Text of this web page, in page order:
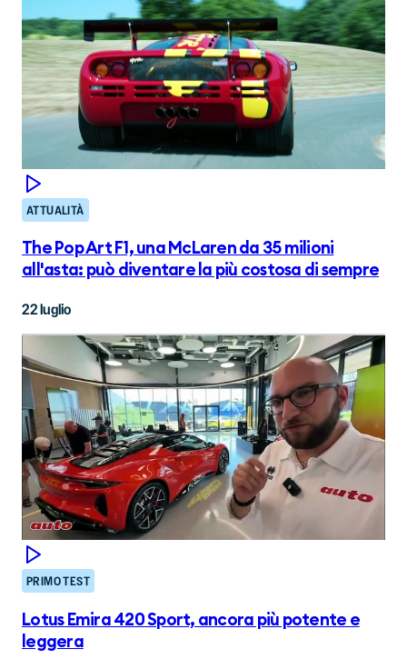
ATTUALITÀ
The Pop Art F1, una McLaren da 35 milioni
all'asta: può diventare la più costosa di sempre
22 luglio
PRIMO TEST
Lotus Emira 420 Sport, ancora più potente e
leggera